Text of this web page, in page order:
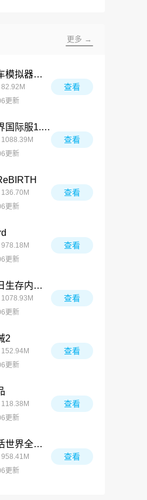
更多 →
欧洲豪车模拟器最新版
82.92M
更新
查看
我的世界国际服1.26
1088.39M
更新
查看
136.70M
更新
查看
978.18M
更新
查看
地球末日生存内置菜单版手游
1078.93M
更新
查看
2
152.94M
更新
查看
更新
查看
托卡生活世界全解锁版
958.41M
更新
查看